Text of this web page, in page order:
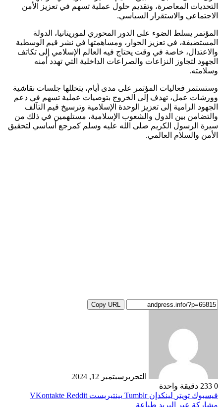
التحديات المعاصرة، وتقديم حلول عملية تسهم في تعزيز الأمن
الاجتماعي والاستقرار السياسي.
المؤتمر يسلط الضوء على الدور المحوري لموريتانيا، الدولة
المستضيفة، في تعزيز الحوار، ومساهمتها في نشر قيم الوسطية
والاعتدال، خاصة في وقت يحتاج فيه العالم الإسلامي إلى تكاتف
الجهود لتجاوز النزاعات والصراعات الداخلية التي تهدد أمنه
وسلامته.
وستستمر فعاليات المؤتمر على مدى أيام، يتخللها جلسات نقاشية
وورشات عمل، تهدف إلى الخروج بتوصيات عملية تسهم في دعم
الجهود الرامية إلى تعزيز الوحدة الإسلامية وترسيخ قيم التآلف
والتضامن بين الدول والشعوب الإسلامية، مستلهمين في ذلك من
سيرة الرسول الكريم صلى الله عليه وسلم كمرجع أساسي لتحقيق
الأمن والسلام العالمي.
Copy URL
التحرير سبتمبر 12, 2024
0
دقيقة واحدة
فيسبوك تويتر لينكدإن بينتيريست
مشاركة عبر البريد طباعة